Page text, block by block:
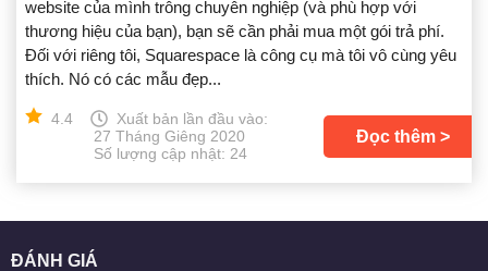
website của mình trông chuyên nghiệp (và phù hợp với
thương hiệu của bạn), bạn sẽ cần phải mua một gói trả phí.
Đối với riêng tôi, Squarespace là công cụ mà tôi vô cùng yêu
thích. Nó có các mẫu đẹp...
4.4
Xuất bản lần đầu vào:
27 Tháng Giêng 2020
Số lượng cập nhật: 24
Đọc thêm
ĐÁNH GIÁ